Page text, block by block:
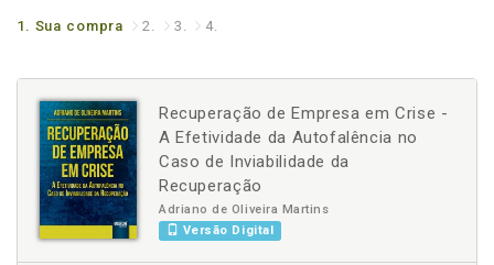
1. Sua compra 2. 3. 4.
Recuperação de Empresa em Crise -
A Efetividade da Autofalência no
Caso de Inviabilidade da
Recuperação
Adriano de Oliveira Martins
Versão Digital